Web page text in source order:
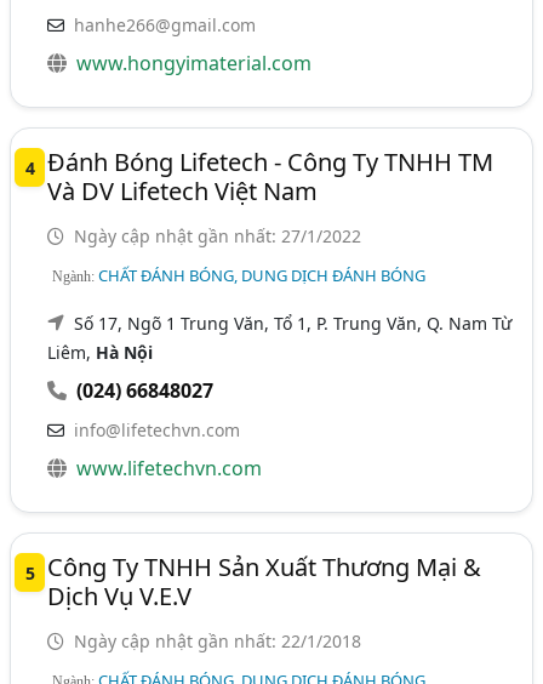
hanhe266@gmail.com
www.hongyimaterial.com
4 Đánh Bóng Lifetech - Công Ty TNHH TM
Và DV Lifetech Việt Nam
Ngày cập nhật gần nhất: 27/1/2022
Ngành:CHẤT ĐÁNH BÓNG, DUNG DỊCH ĐÁNH BÓNG
Số 17, Ngõ 1 Trung Văn, Tổ 1, P. Trung Văn, Q. Nam Từ
Liêm, Hà Nội
(024) 66848027
info@lifetechvn.com
www.lifetechvn.com
5
Công Ty TNHH Sản Xuất Thương Mại &
Dịch Vụ V.E.V
Ngày cập nhật gần nhất: 22/1/2018